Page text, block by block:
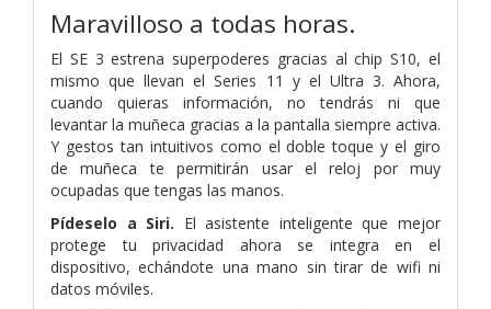
Maravilloso a todas horas.
El SE 3 estrena superpoderes gracias al chip S10, el
mismo que llevan el Series 11 y el Ultra 3. Ahora,
cuando quieras información, no tendrás ni que
levantar la muñeca gracias a la pantalla siempre activa.
Y gestos tan intuitivos como el doble toque y el giro
de muñeca te permitirán usar el reloj por muy
ocupadas que tengas las manos.
Pídeselo a Siri. El asistente inteligente que mejor
protege tu privacidad ahora se integra en el
dispositivo, echándote una mano sin tirar de wifi ni
datos móviles.